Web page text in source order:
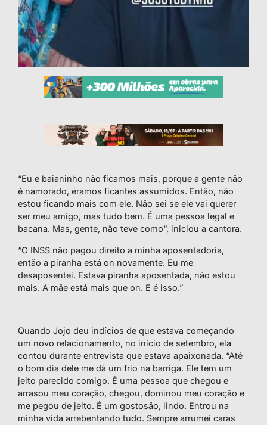
“Eu e baianinho não ficamos mais, porque a gente não
é namorado, éramos ficantes assumidos. Então, não
estou ficando mais com ele. Não sei se ele vai querer
ser meu amigo, mas tudo bem. É uma pessoa legal e
bacana. Mas, gente, não teve como“, iniciou a cantora.
“O INSS não pagou direito a minha aposentadoria,
então a piranha está on novamente. Eu me
desaposentei. Estava piranha aposentada, não estou
mais. A mãe está mais que on. E é isso.”
Quando Jojo deu indícios de que estava começando
um novo relacionamento, no início de setembro, ela
contou durante entrevista que estava apaixonada. “Até
o bom dia dele me dá um frio na barriga. Ele tem um
jeito parecido comigo. É uma pessoa que chegou e
arrasou meu coração, chegou, dominou meu coração e
me pegou de jeito. É um gostosão, lindo. Entrou na
minha vida arrebentando tudo. Sempre arrumei caras